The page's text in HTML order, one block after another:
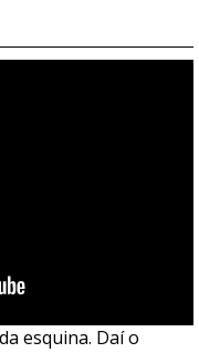
esquina. Daí o